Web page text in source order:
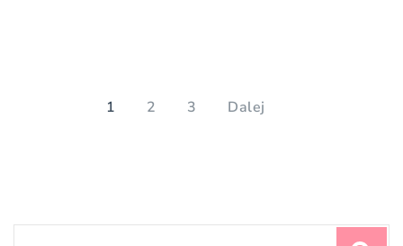
wpisówPAGE
1 PAGE
2 PAGE
3 Dalej